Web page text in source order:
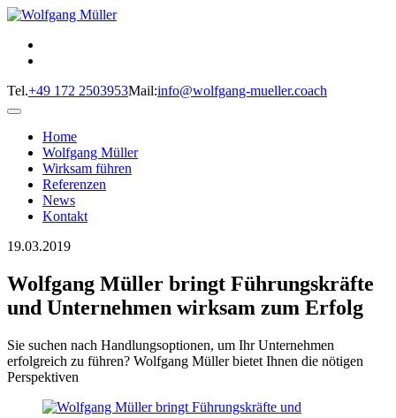
Tel.+49 172 2503953Mail:info@wolfgang-mueller.coach
Home
Wolfgang Müller
Wirksam führen
Referenzen
News
Kontakt
19.03.2019
Wolfgang Müller bringt Führungskräfte
und Unternehmen wirksam zum Erfolg
Sie suchen nach Handlungsoptionen, um Ihr Unternehmen
erfolgreich zu führen? Wolfgang Müller bietet Ihnen die nötigen
Perspektiven